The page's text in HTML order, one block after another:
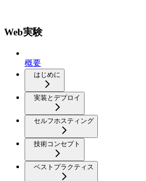
Web実験
概要
はじめに
実装とデプロイ
セルフホスティング
技術コンセプト
ベストプラクティス